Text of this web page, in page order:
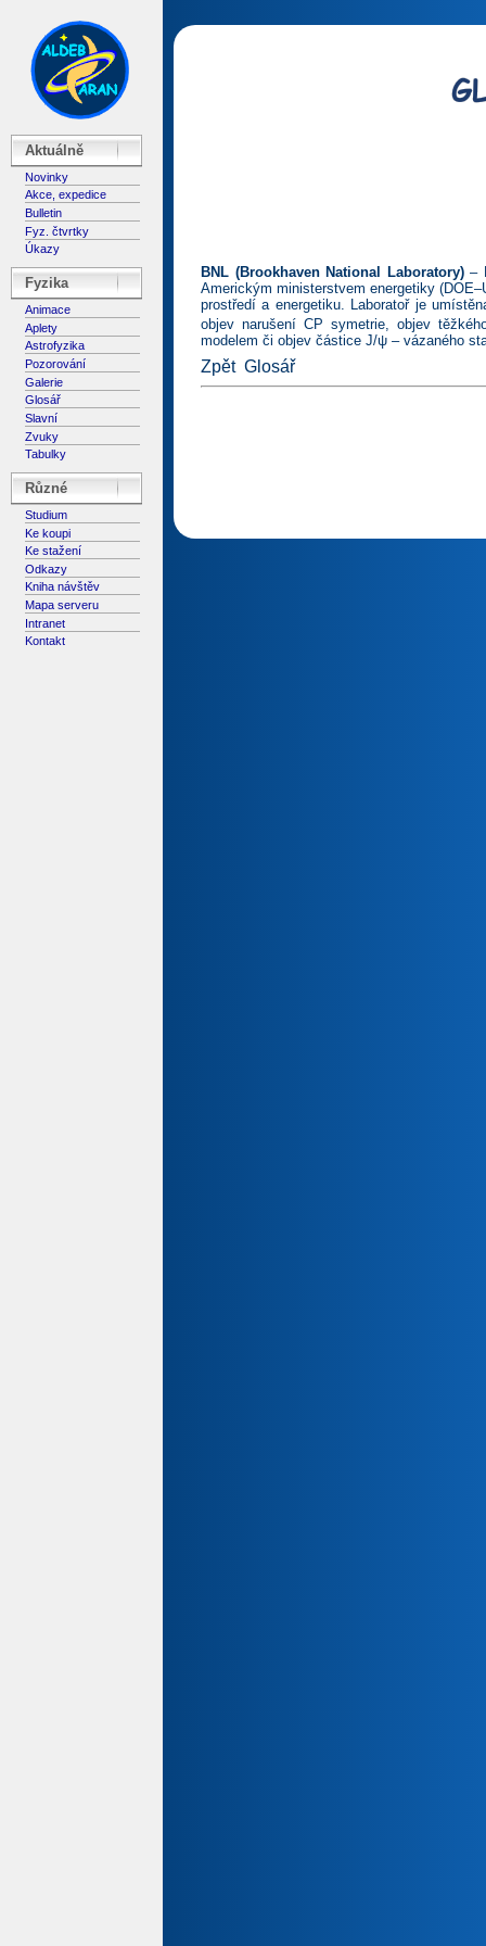
Aktuálně
Novinky
Akce, expedice
Bulletin
Fyz. čtvrtky
Úkazy
Fyzika
Animace
Aplety
Astrofyzika
Pozorování
Galerie
Glosář
Slavní
Zvuky
Tabulky
Různé
Studium
Ke koupi
Ke stažení
Odkazy
Kniha návštěv
Mapa serveru
Intranet
Kontakt
BNL (Brookhaven National Laboratory)–
Americkým ministerstvem energetiky
prostředí a energetiku. Laboratoř je
objev narušení CP symetrie, objev
modelem či objev částice J/ψ – vázaného
Zpět Glosář